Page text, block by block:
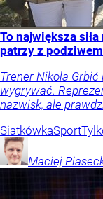
To największa
patrzy z podziwem
Trener Nikola
wygrywać.
nazwisk, ale
SiatkówkaSport
Maciej